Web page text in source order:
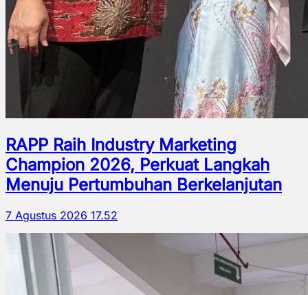
RAPP Raih Industry Marketing
Champion 2026, Perkuat Langkah
Menuju Pertumbuhan Berkelanjutan
7 Agustus 2026 17.52